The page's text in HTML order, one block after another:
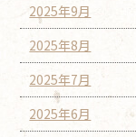
2025年9月
2025年8月
2025年7月
2025年6月